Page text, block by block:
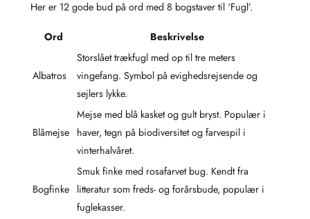
Her er 12 gode bud på ord med 8 bogstaver til ‘Fugl’.
Ord Beskrivelse
Albatros
Storslået trækfugl med op til tre meters
vingefang. Symbol på evighedsrejsende og
sejlers lykke.
Blåmejse
Mejse med blå kasket og gult bryst. Populær i
haver, tegn på biodiversitet og farvespil i
vinterhalvåret.
Bogfinke
Smuk finke med rosafarvet bug. Kendt fra
litteratur som freds- og forårsbude, populær i
fuglekasser.